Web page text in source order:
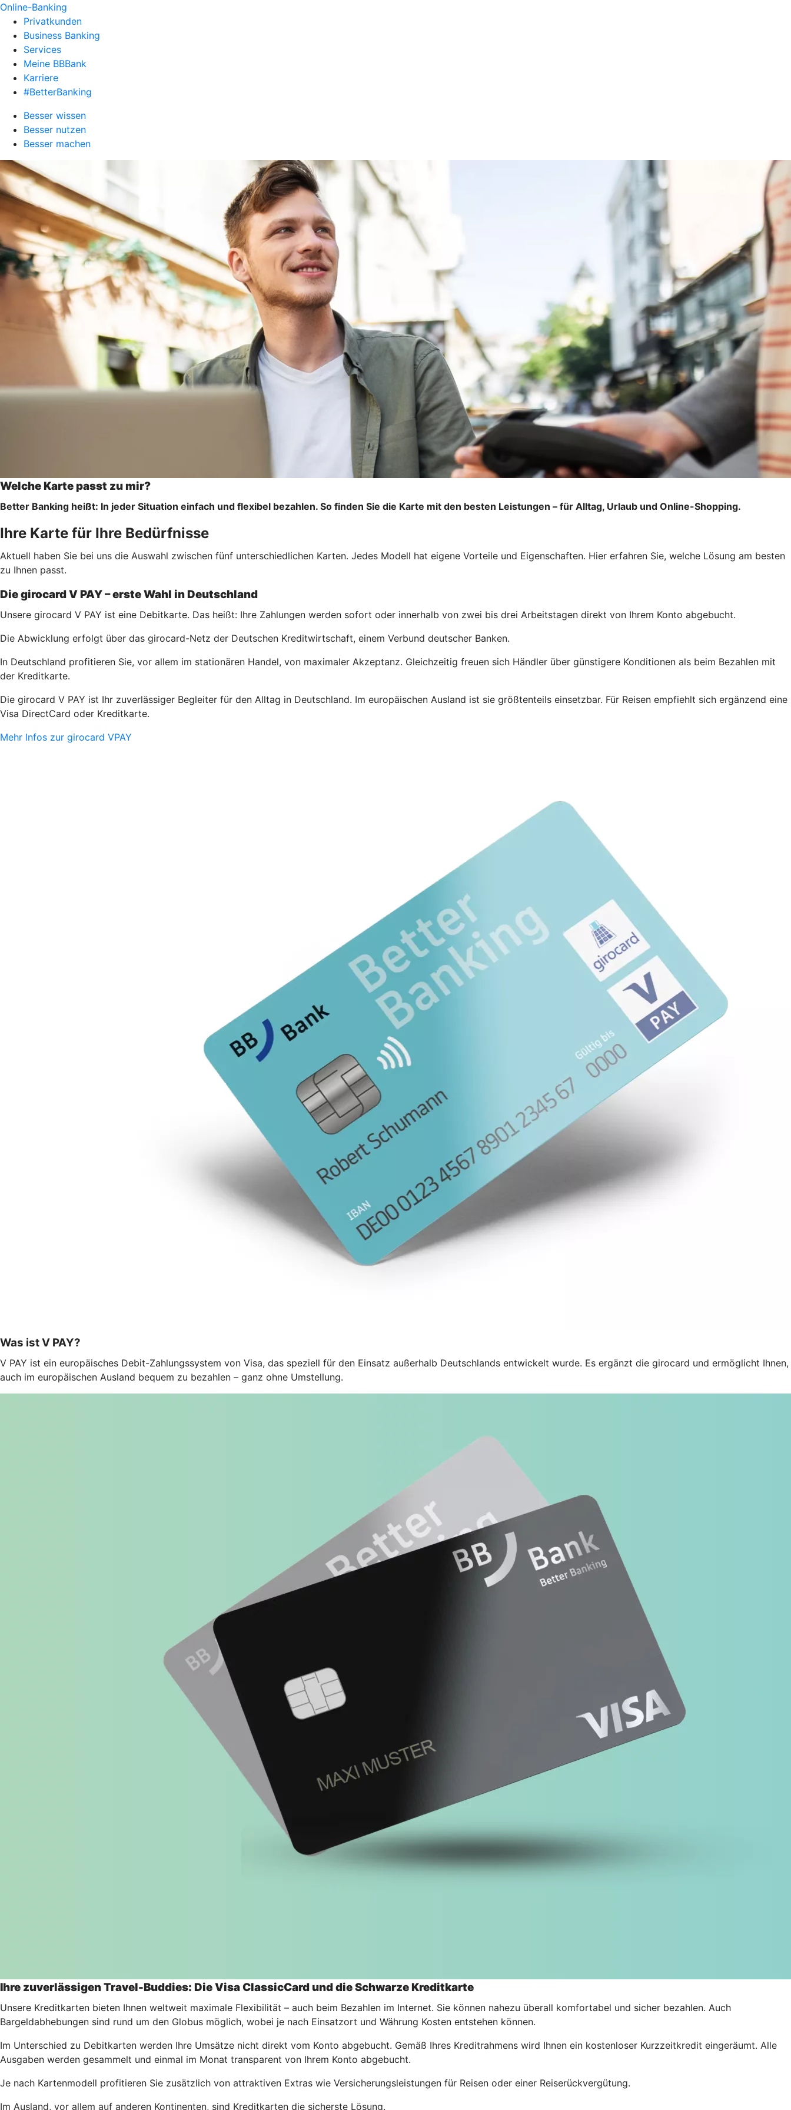
Online-Banking
Privatkunden
Business Banking
Services
Meine BBBank
Karriere
#BetterBanking
Besser wissen
Besser nutzen
Besser machen
Welche Karte passt zu mir?
Better Banking heißt: In jeder Situation einfach und flexibel bezahlen. So finden Sie die Karte mit den besten Leistungen – für Alltag, Urlaub und Online-Shopping.
Ihre Karte für Ihre Bedürfnisse
Aktuell haben Sie bei uns die Auswahl zwischen fünf unterschiedlichen Karten. Jedes Modell hat eigene Vorteile und Eigenschaften. Hier erfahren Sie, welche Lösung am besten
zu Ihnen passt.
Die girocard V PAY – erste Wahl in Deutschland
Unsere girocard V PAY ist eine Debitkarte. Das heißt: Ihre Zahlungen werden sofort oder innerhalb von zwei bis drei Arbeitstagen direkt von Ihrem Konto abgebucht.
Die Abwicklung erfolgt über das girocard-Netz der Deutschen Kreditwirtschaft, einem Verbund deutscher Banken.
In Deutschland profitieren Sie, vor allem im stationären Handel, von maximaler Akzeptanz. Gleichzeitig freuen sich Händler über günstigere Konditionen als beim Bezahlen mit
der Kreditkarte.
Die girocard V PAY ist Ihr zuverlässiger Begleiter für den Alltag in Deutschland. Im europäischen Ausland ist sie größtenteils einsetzbar. Für Reisen empfiehlt sich ergänzend eine
Visa DirectCard oder Kreditkarte.
Mehr Infos zur girocard VPAY
Was ist V PAY?
V PAY ist ein europäisches Debit-Zahlungssystem von Visa, das speziell für den Einsatz außerhalb Deutschlands entwickelt wurde. Es ergänzt die girocard und ermöglicht Ihnen,
auch im europäischen Ausland bequem zu bezahlen – ganz ohne Umstellung.
Ihre zuverlässigen Travel-Buddies: Die Visa ClassicCard und die Schwarze Kreditkarte
Unsere Kreditkarten bieten Ihnen weltweit maximale Flexibilität – auch beim Bezahlen im Internet. Sie können nahezu überall komfortabel und sicher bezahlen. Auch
Bargeldabhebungen sind rund um den Globus möglich, wobei je nach Einsatzort und Währung Kosten entstehen können.
Im Unterschied zu Debitkarten werden Ihre Umsätze nicht direkt vom Konto abgebucht. Gemäß Ihres Kreditrahmens wird Ihnen ein kostenloser Kurzzeitkredit eingeräumt. Alle
Ausgaben werden gesammelt und einmal im Monat transparent von Ihrem Konto abgebucht.
Je nach Kartenmodell profitieren Sie zusätzlich von attraktiven Extras wie Versicherungsleistungen für Reisen oder einer Reiserückvergütung.
Im Ausland, vor allem auf anderen Kontinenten, sind Kreditkarten die sicherste Lösung.